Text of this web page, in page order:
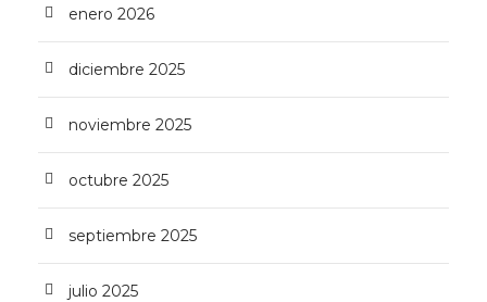
enero 2026
diciembre 2025
noviembre 2025
octubre 2025
septiembre 2025
julio 2025